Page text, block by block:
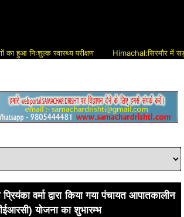
स्वास्थ्य परीक्षण Himachal:सिरमौर में सड़क
वर्मा द्वारा किया गया पंचायत आपातकालीन
योजना का शुभारम्भ